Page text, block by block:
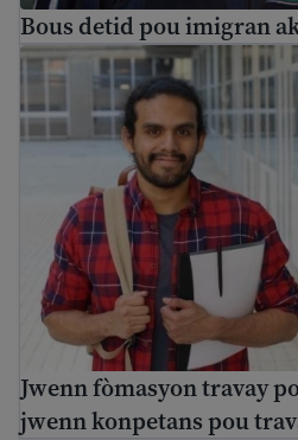
Bous detid pou imigran
Jwenn fòmasyon travay pou
Jwenn fòmasyon travay
jwenn konpetans pou